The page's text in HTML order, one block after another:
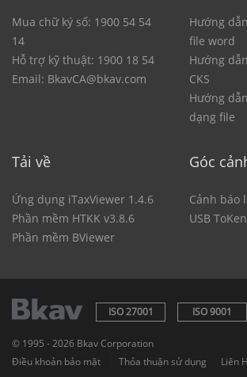
Mua chữ ký số: 1900 54 54
14
Hỗ trợ kỹ thuật: 1900 18 54
Email: BkavCA@bkav.com
Hướng
file word
Hướng
CKS
Hướng
dạng file
Tải về
Ứng dụng iTaxViewer 1.4.6
Phần mềm HTKK v3.8.6
Phần mềm BViewer
Góc
Cảnh báo
USB ToKen
ISO 27001 ISO 9001
© 1995 - 2026 Bkav Corporation
Điều khoản bảo mật
Thỏa thuận sử dụng Liên